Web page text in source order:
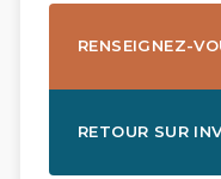
RENSEIGNEZ-
RETOUR SUR